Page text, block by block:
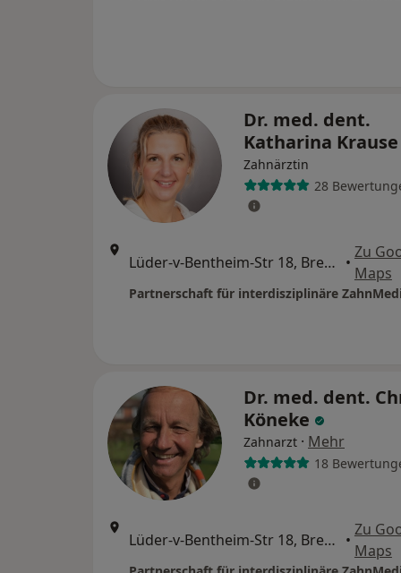
Dr. med. dent.
Katharina
Zahnärztin
28
Lüder-v-Bentheim-Str 18, Bremen •
Zu
Maps
Dr. med. dent.
Köneke
Zahnarzt · Mehr
18
Lüder-v-Bentheim-Str 18, Bremen •
Zu
Maps